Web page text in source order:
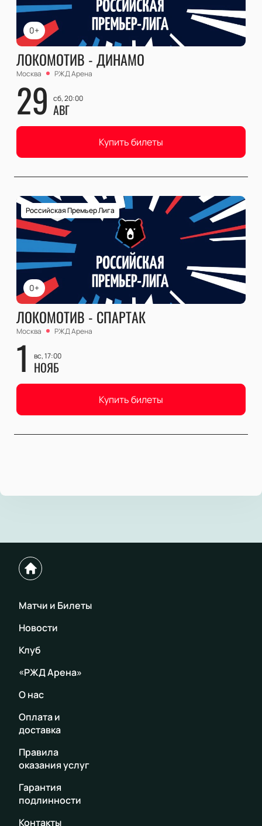
0+
ЛОКОМОТИВ - ДИНАМО
Москва РЖД Арена
29 сб, 20:00
АВГ
Купить билеты
0+
Российская Премьер Лига
ЛОКОМОТИВ - СПАРТАК
Москва РЖД Арена
1 вс, 17:00
НОЯБ
Купить билеты
Матчи и Билеты
Новости
Клуб
«РЖД Арена»
О нас
Оплата и
доставка
Правила
оказания услуг
Гарантия
подлинности
Контакты